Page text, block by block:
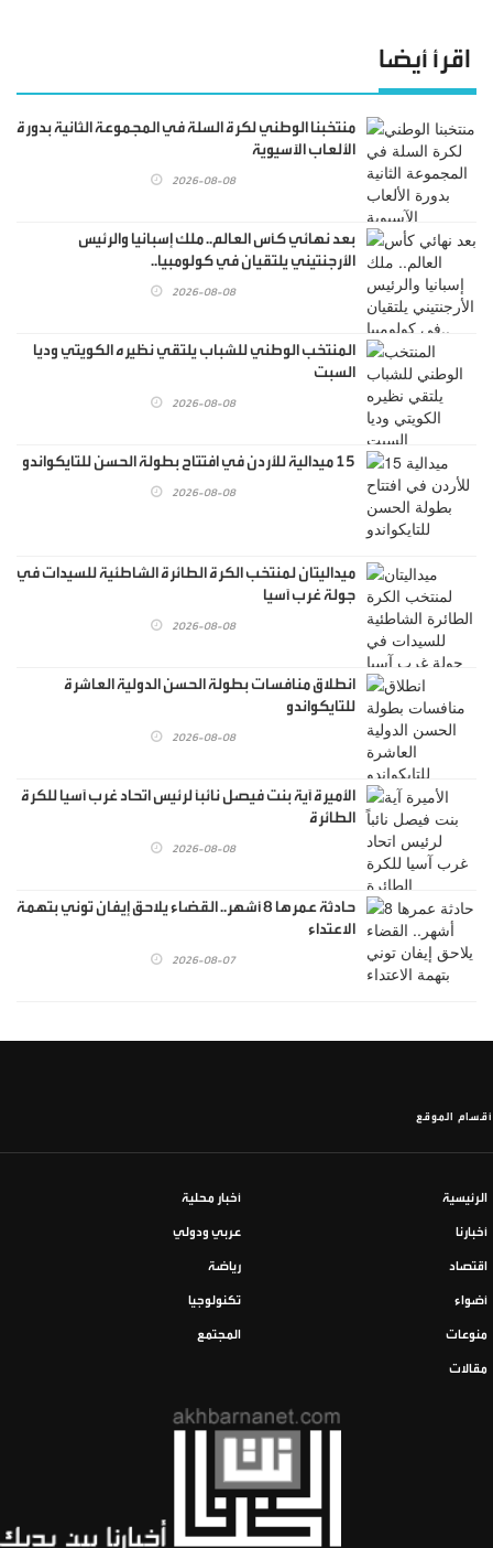
اقرأ أيضا
منتخبنا الوطني لكرة السلة في المجموعة الثانية بدورة
الألعاب الآسيوية
2026-08-08
بعد نهائي كأس العالم.. ملك إسبانيا والرئيس
الأرجنتيني يلتقيان في كولومبيا..
2026-08-08
المنتخب الوطني للشباب يلتقي نظيره الكويتي وديا
السبت
2026-08-08
15 ميدالية للأردن في افتتاح بطولة الحسن للتايكواندو
2026-08-08
ميداليتان لمنتخب الكرة الطائرة الشاطئية للسيدات في
جولة غرب آسيا
2026-08-08
انطلاق منافسات بطولة الحسن الدولية العاشرة
للتايكواندو
2026-08-08
الأميرة آية بنت فيصل نائباً لرئيس اتحاد غرب آسيا للكرة
الطائرة
2026-08-08
حادثة عمرها 8 أشهر.. القضاء يلاحق إيفان توني بتهمة
الاعتداء
2026-08-07
أقسام الموقع
الرئيسية أخبار محلية
أخبارنا عربي ودولي
اقتصاد رياضة
أضواء تكنولوجيا
منوعات المجتمع
مقالات